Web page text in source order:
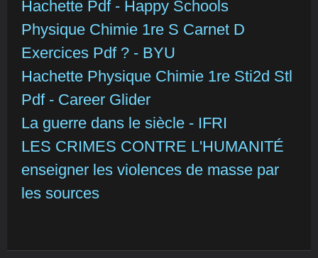
Hachette Pdf - Happy Schools
Physique Chimie 1re S Carnet D
Exercices Pdf ? - BYU
Hachette Physique Chimie 1re Sti2d Stl
Pdf - Career Glider
La guerre dans le siècle - IFRI
LES CRIMES CONTRE L'HUMANITÉ
enseigner les violences de masse par
les sources